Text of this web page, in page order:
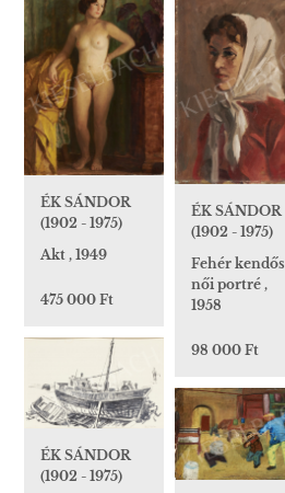
ÉK SÁNDOR
(1902 - 1975)
Akt , 1949
475 000 Ft
ÉK SÁNDOR
(1902 - 1975)
Fehér kendős
női portré ,
1958
98 000 Ft
ÉK SÁNDOR
(1902 - 1975)